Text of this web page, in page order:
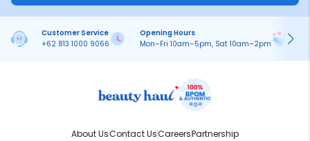
Customer Service
+62 813 1000 9066
Opening Hours
Mon–Fri 10am–5pm, Sat 10am–2pm
About UsContact UsCareersPartnership